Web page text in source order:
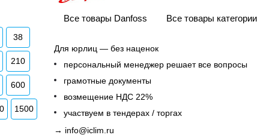
38
210
600
1500
Все товары Danfoss Все товары категории
Для юрлиц — без наценок
персональный менеджер решает все вопросы
грамотные документы
возмещение НДС 22%
участвуем в тендерах / торгах
→ info@iclim.ru